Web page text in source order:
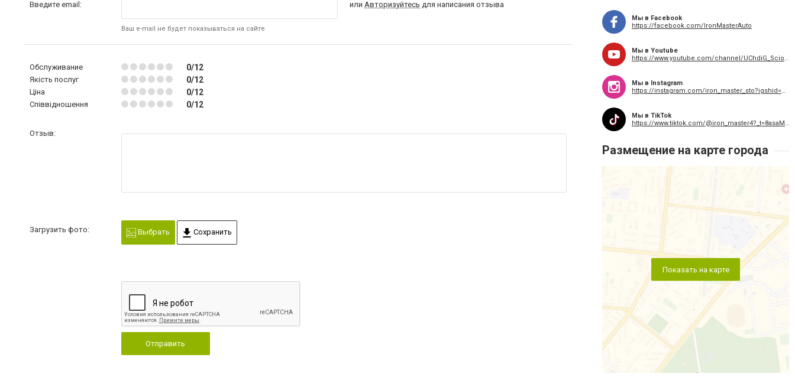
Введите email:
Ваш e-mail не будет показываться на сайте
илиАвторизуйтесь для написания отзыва
Обслуживание 0/12
Якість послуг 0/12
Ціна 0/12
Співвідношення 0/12
Отзыв:
Загрузить фото: Выбрать Сохранить
Отправить
Мы в Facebook
https://facebook.com/IronMasterAuto
Мы в Youtube
https://www.youtube.com/channel/UChdiG_Scio3f66ONSz74yyw
Мы в Instagram
https://instagram.com/iron_master_sto?igshid=YmMyMTA2M2Y=
Мы в TikTok
https://www.tiktok.com/@iron_master4?_t=8asaMV5g6U9&_r=1
Размещение на карте города
Показать на карте